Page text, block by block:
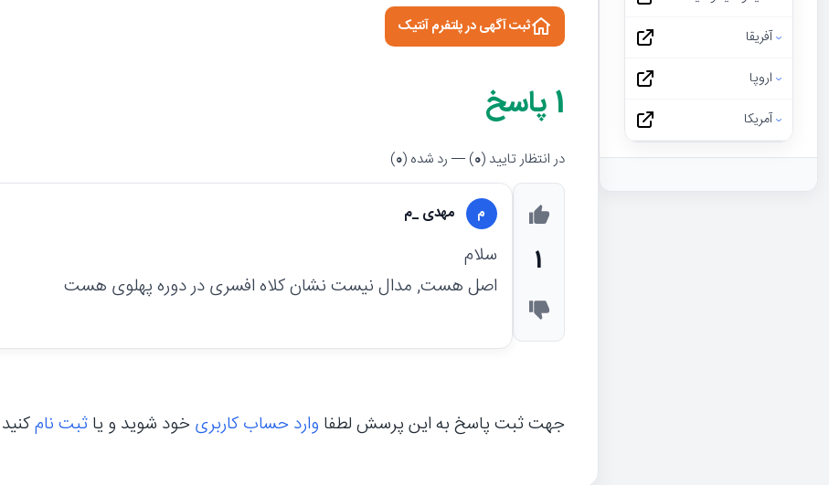
ثبت آگهی در پلتفرم آنتیک
1پاسخ
در انتظار تایید (0) — رد شده (0
)
1
م مهدی _م
سلام
اصل هست, مدال نیست نشان کلاه افسری در دوره پهلوی هست
جهت ثبت پاسخ به این پرسش لطفا وارد حساب کاربریخود شوید و یاثبت نامکنید
آفریقا
اروپا
آمریکا